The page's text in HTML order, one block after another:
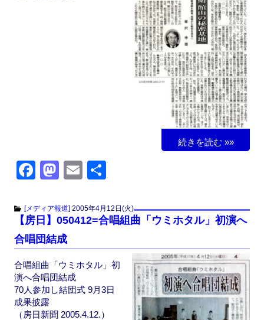
続きを読む »»
F
c
e
b
o
o
k
M
st
o
d
o
n
E
ail
[メディア報道] 2005年4月12日(火)
【房日】050412=合唱組曲「ウミホタル」初演へ
合唱団結成
合唱組曲「ウミホタル」初
演へ合唱団結成
70人参加し結団式 9月3日
成果披露
（房日新聞 2005.4.12.）